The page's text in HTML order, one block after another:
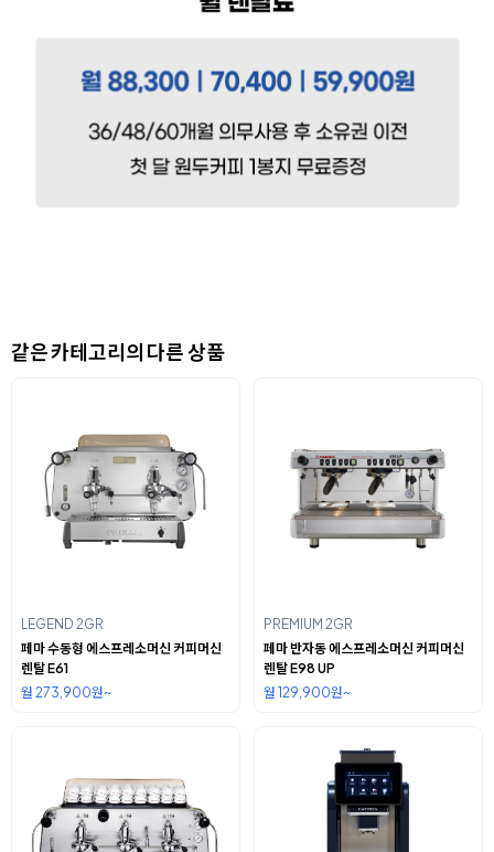
같은 카테고리의 다른 상품
LEGEND 2GR
페마 수동형 에스프레소머신 커피머신
렌탈 E61
월 273,900원~
PREMIUM 2GR
페마 반자동 에스프레소머신 커피머신
렌탈 E98 UP
월 129,900원~